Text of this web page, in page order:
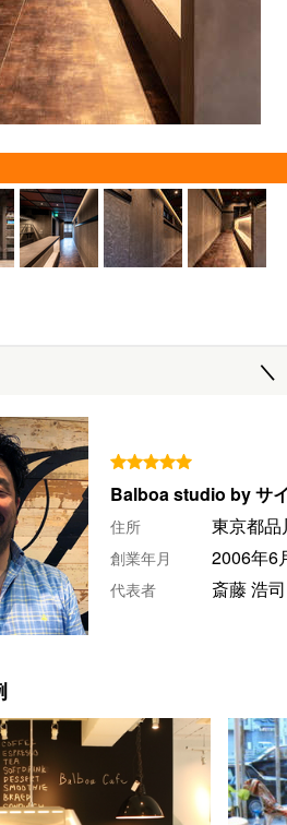
＼
Balboa studio by サ
住所 東京都品
創業年月 2006年6
代表者 斎藤 浩司